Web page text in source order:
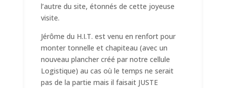
l’autre du site, étonnés de cette joyeuse
visite.
Jérôme du H.I.T. est venu en renfort pour
monter tonnelle et chapiteau (avec un
nouveau plancher créé par notre cellule
Logistique) au cas où le temps ne serait
pas de la partie mais il faisait JUSTE